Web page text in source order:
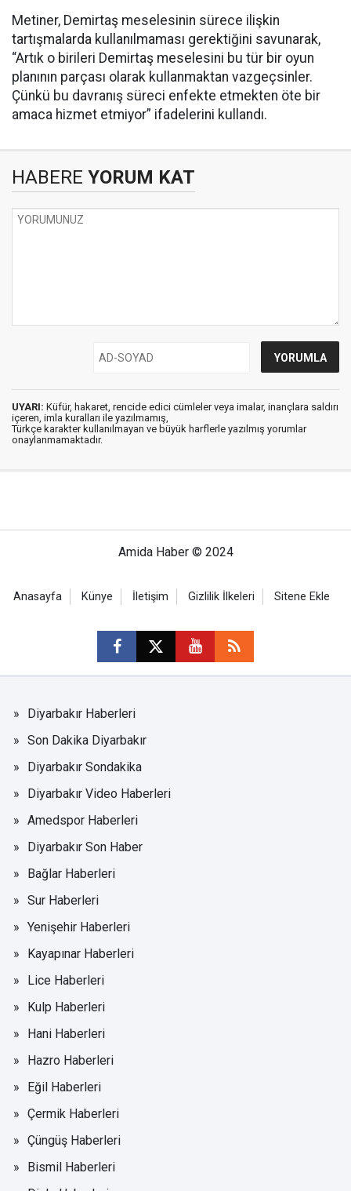
Metiner, Demirtaş meselesinin sürece ilişkin
tartışmalarda kullanılmaması gerektiğini savunarak,
“Artık o birileri Demirtaş meselesini bu tür bir oyun
planının parçası olarak kullanmaktan vazgeçsinler.
Çünkü bu davranış süreci enfekte etmekten öte bir
amaca hizmet etmiyor” ifadelerini kullandı.
HABERE YORUM KAT
UYARI: Küfür, hakaret, rencide edici cümleler veya imalar, inançlara saldırı
içeren, imla kuralları ile yazılmamış,
Türkçe karakter kullanılmayan ve büyük harflerle yazılmış yorumlar
onaylanmamaktadır.
Amida Haber © 2024
Anasayfa Künye İletişim Gizlilik İlkeleri Sitene Ekle
Diyarbakır Haberleri
Son Dakika Diyarbakır
Diyarbakır Sondakika
Diyarbakır Video Haberleri
Amedspor Haberleri
Diyarbakır Son Haber
Bağlar Haberleri
Sur Haberleri
Yenişehir Haberleri
Kayapınar Haberleri
Lice Haberleri
Kulp Haberleri
Hani Haberleri
Hazro Haberleri
Eğil Haberleri
Çermik Haberleri
Çüngüş Haberleri
Bismil Haberleri